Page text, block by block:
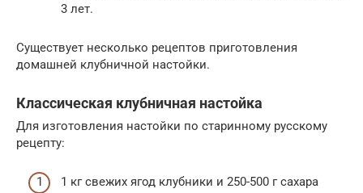
3 лет.
Существует несколько рецептов приготовления
домашней клубничной настойки.
Классическая клубничная настойка
Для изготовления настойки по старинному русскому
рецепту:
1 кг свежих ягод клубники и 250-500 г сахара